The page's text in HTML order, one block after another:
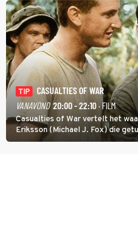
TIP
CASUALTIES OF WAR
VANAVOND 20:00 - 22:10· FILM
Casualties of War vertelt het
Eriksson (Michael J. Fox) die
tijdens de Vietnamoorlog. Hij